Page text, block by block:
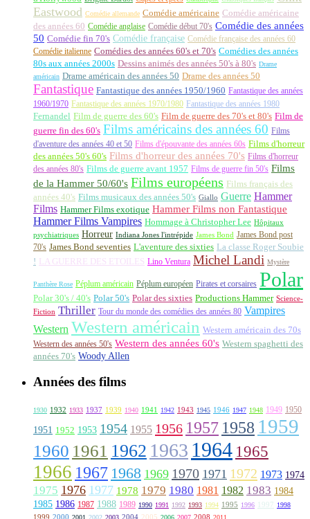
Eastwood Comédie allemande Comédie américaine Comédie américaine
des années 60 Comédie anglaise Comédie début 70's Comédie des années
50 Comédie fin 70's Comédie française Comédie française des années 60
Comédie italienne Comédies des années 60's et 70's Comédies des années
80s aux années 2000s Dessins animés des années 50's à 80's Drame
américain Drame américain des années 50 Drame des années 50
Fantastique Fantastique des années 1950/1960 Fantastique des années
1960/1970 Fantastique des années 1970/1980 Fantastique des années 1980
Fernandel Film de guerre des 60's Film de guerre des 70's et 80's Film de
guerre fin des 60's Films américains des années 60 Films
d'aventure des années 40 et 50 Films d'épouvante des années 60s Films d'horreur
des années 50's 60's Films d'horreur des années 70's Films d'horreur
des années 80's Films de guerre avant 1957 Films de guerre fin 50's Films
de la Hammer 50/60's Films européens Films français des
années 40's Films musicaux des années 50's Giallo Guerre Hammer
Films Hammer Films exotique Hammer Films non Fantastique
Hammer Films Vampires Hommage à Christopher Lee Hôpitaux
psychiatriques Horreur Indiana Jones l'intrépide James Bond James Bond post
70's James Bond seventies L'aventure des sixties La classe Roger Soubie
! LA GUERRE DES ETOILES Lino Ventura Michel Landi Mystère
Panthère Rose Péplum américain Péplum européen Pirates et corsaires Polar
Polar 30's / 40's Polar 50's Polar des sixties Productions Hammer Science-
Fiction Thriller Tour du monde des comédies des années 80 Vampires
Western Western américain Western américain des 70s
Western des années 50's Western des années 60's Western spaghetti des
années 70's Woody Allen
Années des films
1930 1932 1933 1937 1939 1940 1941 1942 1943 1945 1946 1947 1948 1949 1950
1951 1952 1953 1954 1955 1956 1957 1958 1959
1960 1961 1962 1963 1964 1965
1966 1967 1968 1969 1970 1971 1972 1973 1974
1975 1976 1977 1978 1979 1980 1981 1982 1983 1984
1985 1986 1987 1988 1989 1990 1991 1992 1993 1994 1995 1996 1997 1998
1999 2000 2001 2002 2003 2004 2005 2006 2007 2008 2011